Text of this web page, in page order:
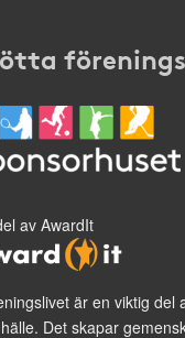
av AwardIt
är en viktig del
Det skapar